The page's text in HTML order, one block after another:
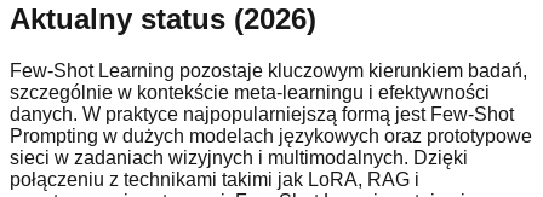
Aktualny status (2026)
Few-Shot Learning pozostaje kluczowym kierunkiem badań,
szczególnie w kontekście meta-learningu i efektywności
danych. W praktyce najpopularniejszą formą jest Few-Shot
Prompting w dużych modelach językowych oraz prototypowe
sieci w zadaniach wizyjnych i multimodalnych. Dzięki
połączeniu z technikami takimi jak LoRA, RAG i